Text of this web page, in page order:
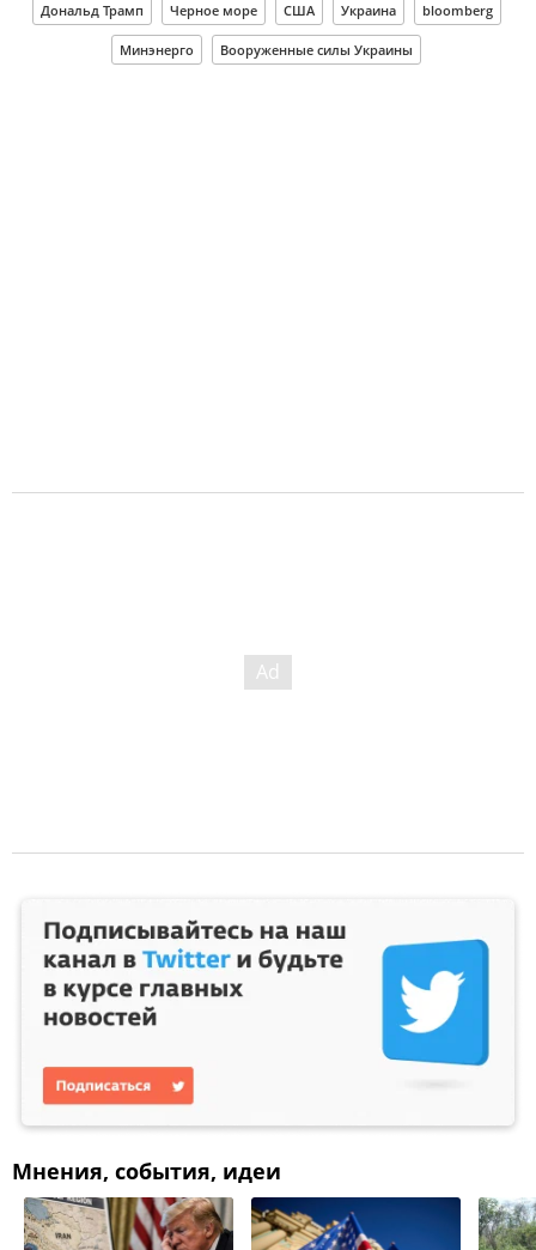
Дональд Трамп Черное море США Украина bloomberg
Минэнерго Вооруженные силы Украины
Мнения, события, идеи